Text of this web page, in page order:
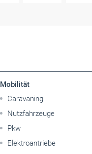
Mobilität
Caravaning
Nutzfahrzeuge
Pkw
Elektroantriebe